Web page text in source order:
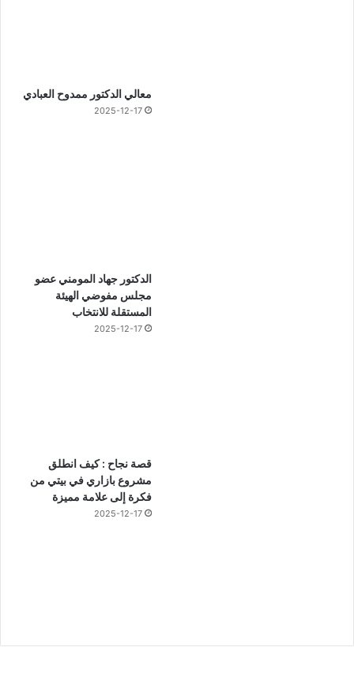
معالي الدكتور ممدوح العبادي
2025-12-17
الدكتور جهاد المومني عضو
مجلس مفوضي الهيئة
المستقلة للانتخاب
2025-12-17
قصة نجاح : كيف انطلق
مشروع بازاري في بيتي من
فكرة إلى علامة مميزة
2025-12-17